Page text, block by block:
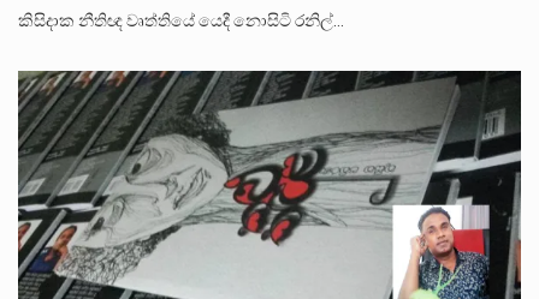
කිසිදාක නීතිඥ වෘත්තියේ යෙදී නොසිටි රනිල්…